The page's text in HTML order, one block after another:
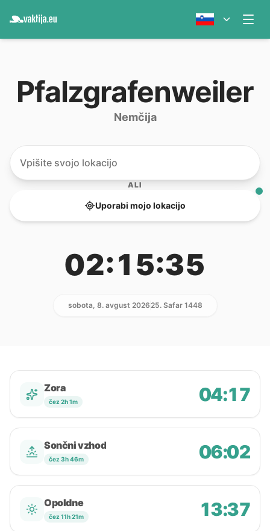
Pfalzgrafenweiler
Nemčija
ALI
Uporabi mojo lokacijo
02:15:35
sobota, 8. avgust 202625. Safar 1448
Zora
čez 2h 1m 04:17
Sončni vzhod
čez 3h 46m 06:02
Opoldne
čez 11h 21m 13:37